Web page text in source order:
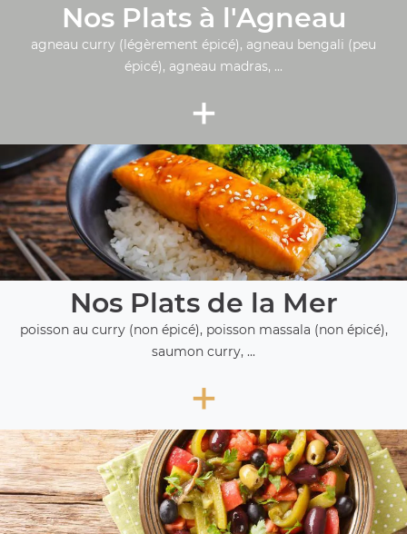
Nos Plats à l'Agneau
agneau curry (légèrement épicé), agneau bengali (peu
épicé), agneau madras, ...
+
Nos Plats de la Mer
poisson au curry (non épicé), poisson massala (non épicé),
saumon curry, ...
+